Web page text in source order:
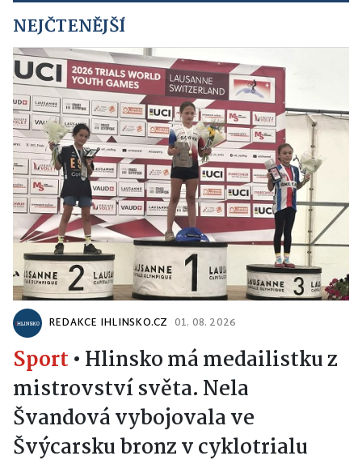
NEJČTENĚJŠÍ
REDAKCE IHLINSKO.CZ 01. 08. 2026
Sport • Hlinsko má medailistku z
mistrovství světa. Nela
Švandová vybojovala ve
Švýcarsku bronz v cyklotrialu